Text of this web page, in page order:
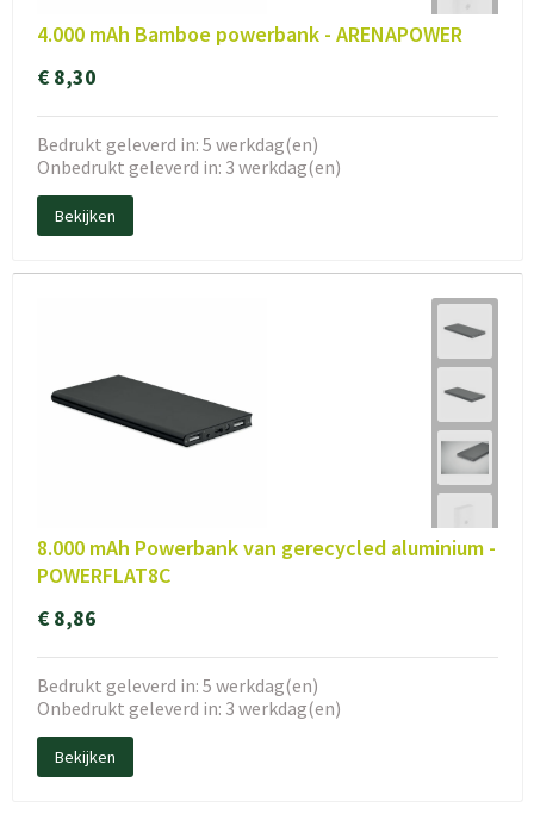
4.000 mAh Bamboe powerbank - ARENAPOWER
€ 8,30
Bedrukt geleverd in: 5 werkdag(en)
Onbedrukt geleverd in: 3 werkdag(en)
Bekijken
8.000 mAh Powerbank van gerecycled aluminium -
POWERFLAT8C
€ 8,86
Bedrukt geleverd in: 5 werkdag(en)
Onbedrukt geleverd in: 3 werkdag(en)
Bekijken